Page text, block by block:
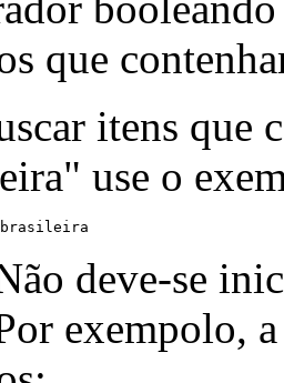
que
itens que
use o
brasileira
deve-se
exempolo,